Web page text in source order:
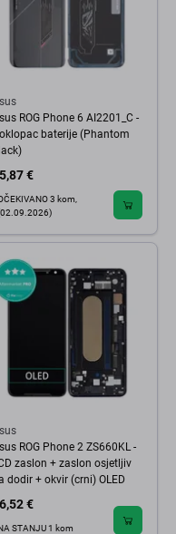
ROG Phone 6 AI2201_C -
baterije (Phantom
€
3 kom,
ROG Phone 2 ZS660KL -
zaslon + zaslon osjetljiv
dodir + okvir (crni) OLED
€
STANJU 1 kom